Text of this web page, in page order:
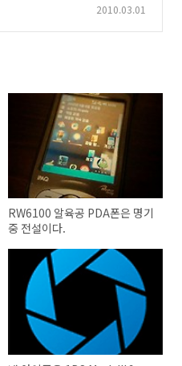
2010.03.01
RW6100 알육공 PDA폰은 명기
중 전설이다.